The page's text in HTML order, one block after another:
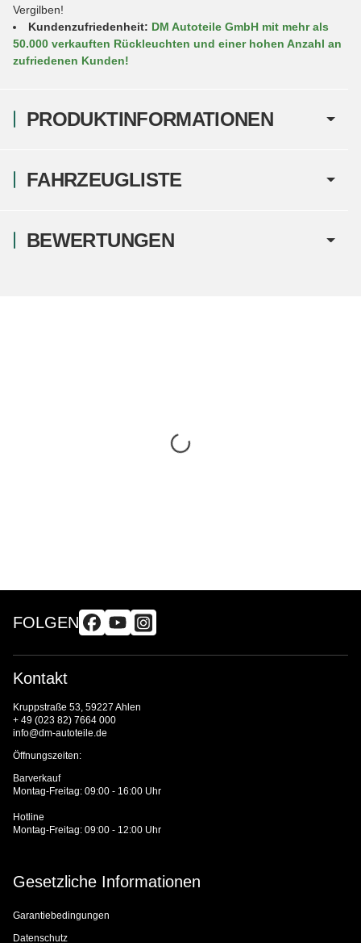
PRODUKTINFORMATIONEN
Vergilben!
Kundenzufriedenheit: DM Autoteile GmbH mit mehr als
50.000 verkauften Rückleuchten und einer hohen Anzahl an
zufriedenen Kunden!
FAHRZEUGLISTE
BEWERTUNGEN
FOLGEN
Kontakt
Kruppstraße 53, 59227 Ahlen
+ 49 (023 82) 7664 000
info@dm-autoteile.de
Öffnungszeiten:
Barverkauf
Montag-Freitag: 09:00 - 16:00 Uhr
Hotline
Montag-Freitag: 09:00 - 12:00 Uhr
Gesetzliche Informationen
Garantiebedingungen
Datenschutz